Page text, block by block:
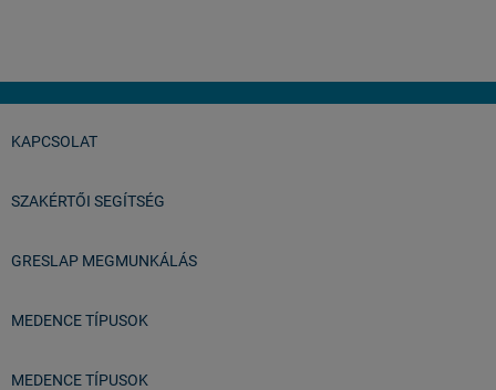
KAPCSOLAT
SZAKÉRTŐI SEGÍTSÉG
GRESLAP MEGMUNKÁLÁS
MEDENCE TÍPUSOK
MEDENCE TÍPUSOK